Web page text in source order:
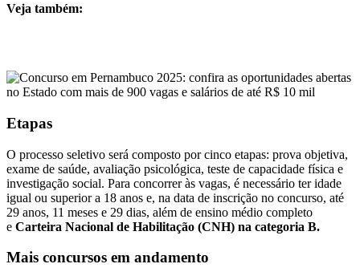
Veja também:
Etapas
O processo seletivo será composto por cinco etapas: prova objetiva,
exame de saúde, avaliação psicológica, teste de capacidade física e
investigação social. Para concorrer às vagas, é necessário ter idade
igual ou superior a 18 anos e, na data de inscrição no concurso, até
29 anos, 11 meses e 29 dias, além de ensino médio completo
e Carteira Nacional de Habilitação (CNH) na categoria B.
Mais concursos em andamento